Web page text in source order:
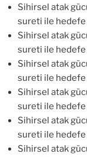
Sihirsel atak
sureti ile hedefe
Sihirsel atak
sureti ile hedefe
Sihirsel atak
sureti ile hedefe
Sihirsel atak
sureti ile hedefe
Sihirsel atak
sureti ile hedefe
Sihirsel atak